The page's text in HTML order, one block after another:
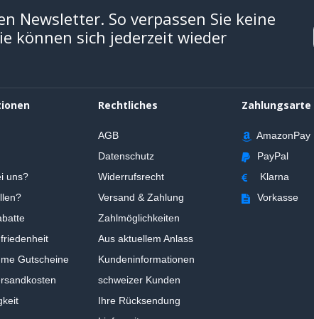
Newsletter. So verpassen Sie keine
können sich jederzeit wieder
uns?
Gutscheine
Rechtliches
AGB
Datenschutz
Widerrufsrecht
Versand & Zahlung
Zahlmöglichkeiten
Aus aktuellem Anlass
Kundeninformationen
schweizer Kunden
Ihre Rücksendung
Zahlungsarte
AmazonPay
PayPal
Klarna
Vorkasse